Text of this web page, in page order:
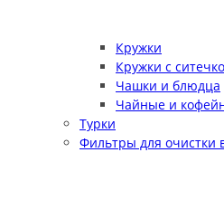
Кружки
Кружки с
Чашки и блюдца
Чайные и
Турки
Фильтры для очистки